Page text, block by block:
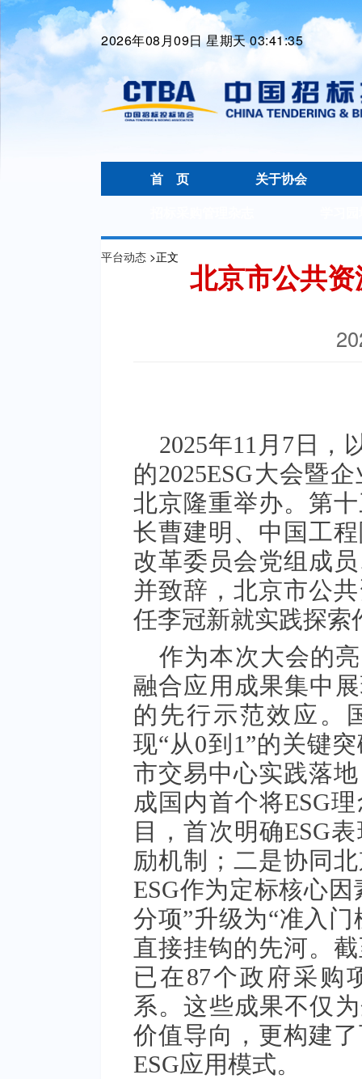
2026年08月09日 星期天 03:41:35
首 页
关于协会
平台动态 >正文
北京市公共
2025年11月7日，
的2025ESG大会暨
北京隆重举办。第
长曹建明、中国工
改革委员会党组成
并致辞，北京市公
任李冠新就实践探索
作为本次大会的
融合应用成果集中
的先行示范效应。
现“从0到1”的关键
市交易中心实践落
成国内首个将ESG
目，首次明确ESG
励机制；二是协同
ESG作为定标核心
分项”升级为“准入
直接挂钩的先河。
已在87个政府采购
系。这些成果不仅
价值导向，更构建
ESG应用模式。